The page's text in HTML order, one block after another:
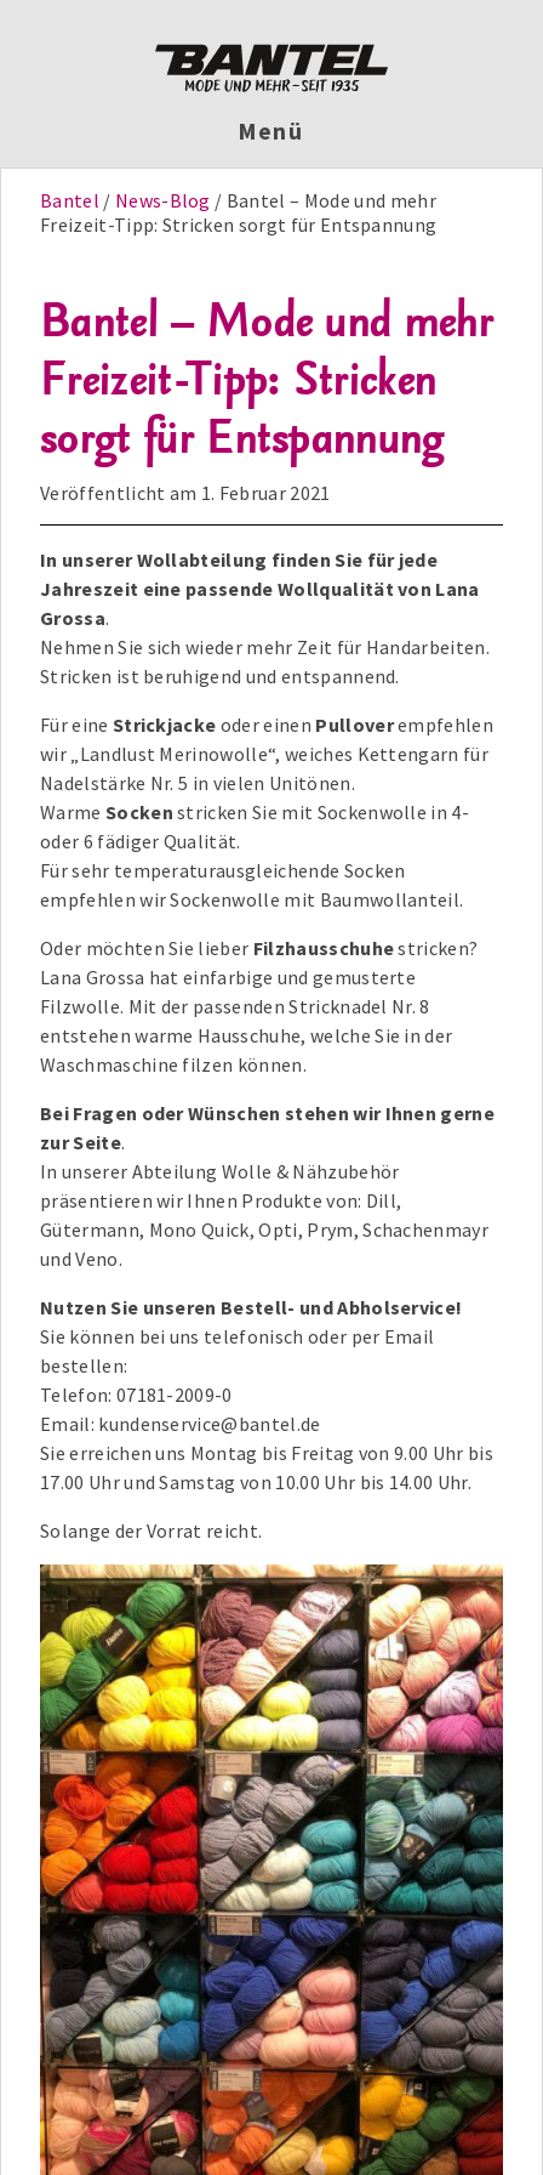
Menü
Bantel News-Blog
Bantel – Mode und mehr
Freizeit-Tipp: Stricken sorgt für Entspannung
Bantel – Mode und mehr
Freizeit-Tipp: Stricken
sorgt für Entspannung
Veröffentlicht am 1. Februar 2021
In unserer Wollabteilung finden Sie für jede
Jahreszeit eine passende Wollqualität von Lana
Grossa.
Nehmen Sie sich wieder mehr Zeit für Handarbeiten.
Stricken ist beruhigend und entspannend.
Für eine Strickjacke oder einen Pulloverempfehlen
wir „Landlust Merinowolle“, weiches Kettengarn für
Nadelstärke Nr. 5 in vielen Unitönen.
Warme Socken stricken Sie mit Sockenwolle in 4-
oder 6 fädiger Qualität.
Für sehr temperaturausgleichende Socken
empfehlen wir Sockenwolle mit Baumwollanteil.
Oder möchten Sie lieber Filzhausschuhestricken?
Lana Grossa hat einfarbige und gemusterte
Filzwolle. Mit der passenden Stricknadel Nr. 8
entstehen warme Hausschuhe, welche Sie in der
Waschmaschine filzen können.
Bei Fragen oder Wünschen stehen wir Ihnen gerne
zur Seite.
In unserer Abteilung Wolle & Nähzubehör
präsentieren wir Ihnen Produkte von: Dill,
Gütermann, Mono Quick, Opti, Prym, Schachenmayr
und Veno.
Nutzen Sie unseren Bestell- und Abholservice!
Sie können bei uns telefonisch oder per Email
bestellen:
Telefon: 07181-2009-0
Email: kundenservice@bantel.de
Sie erreichen uns Montag bis Freitag von 9.00 Uhr bis
17.00 Uhr und Samstag von 10.00 Uhr bis 14.00 Uhr.
Solange der Vorrat reicht.